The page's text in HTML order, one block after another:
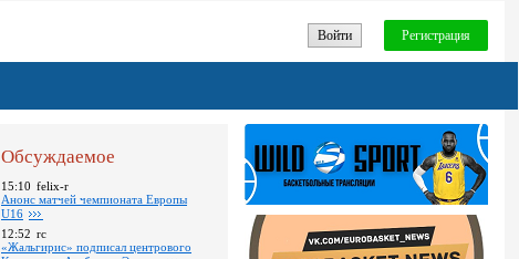
Войти Регистрация
Обсуждаемое
15:10 felix-r
Анонс матчей чемпионата Европы
U16
12:52 rc
«Жальгирис» подписал центрового